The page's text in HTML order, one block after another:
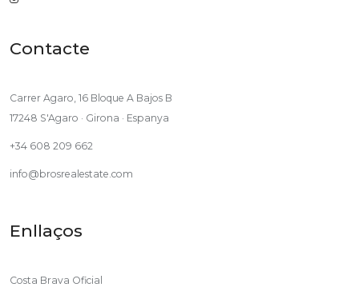
Contacte
Carrer Agaro, 16 Bloque A Bajos B
17248 S'Agaro · Girona · Espanya
+34 608 209 662
info@brosrealestate.com
Enllaços
Costa Brava Oficial